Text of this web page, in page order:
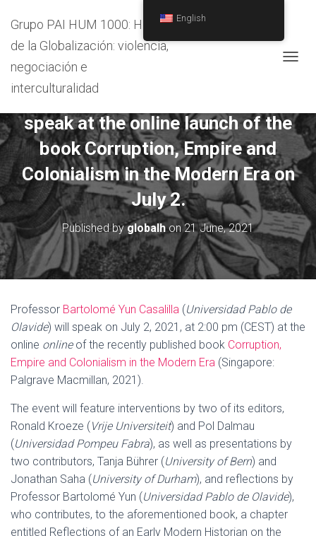
Grupo PAI HUM 1000: Historia
de la Globalización: violencia,
negociación e
interculturalidad
L
E
A
V
I
G
A
T
N
Professor Bartolomé Yun will
speak at the online launch of the
book Corruption, Empire and
Colonialism in the Modern Era on
July 2.
Published byglobalhon 21 June, 2021
Professor Bartolomé Yun Casalilla (Universidad Pablo de
Olavide) will speak on July 2, 2021, at 2:00 pm (CEST) at the
online onlineof the recently published book Corruption,
Empire and Colonialism in the Modern Era (Singapore:
Palgrave Macmillan, 2021).
The event will feature interventions by two of its editors,
Ronald Kroeze (Vrije Universiteit) and Pol Dalmau
(Universidad Pompeu Fabra), as well as presentations by
two contributors, Tanja Bührer (University of Bern) and
Jonathan Saha (University of Durham), and reflections by
Professor Bartolomé Yun (Universidad Pablo de Olavide),
who contributes, to the aforementioned book, a chapter
entitled Reflections of an Early Modern Historian on the
English